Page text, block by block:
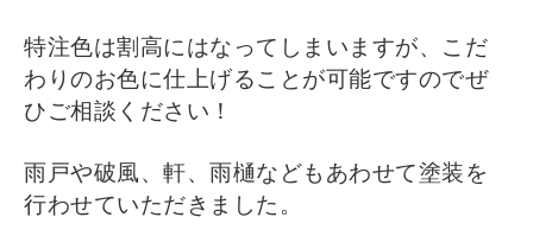
特注色は割高にはなってしまいますが、こだ
わりのお色に仕上げることが可能ですのでぜ
ひご相談ください！
雨戸や破風、軒、雨樋などもあわせて塗装を
行わせていただきました。